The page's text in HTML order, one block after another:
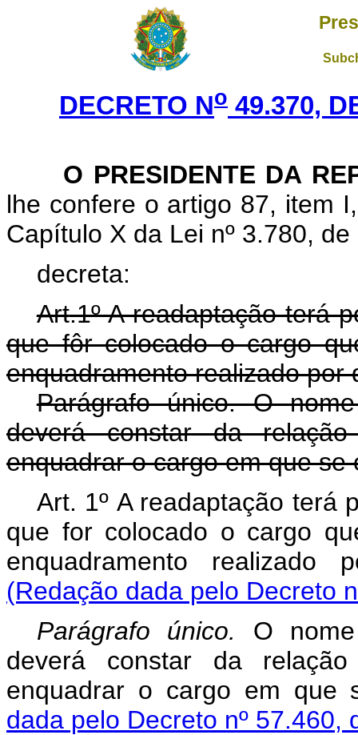
DECRETO No 49.370,
O PRESIDENTE DA
lhe confere o artigo 87, item
Capítulo X da Lei nº 3.780,
decreta:
Art.1º A readaptação terá
que fôr colocado o cargo
enquadramento realizado por
Parágrafo único. O
deverá constar da
enquadrar o cargo em que se
Art. 1º A readaptação terá
que for colocado o cargo
enquadramento realizado
(Redação dada pelo Decreto
Parágrafo único. O
deverá constar da
enquadrar o cargo em que
dada pelo Decreto nº 57.460,